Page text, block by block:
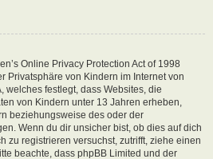
Online Privacy Protection Act of 1998
Privatsphäre von Kindern im Internet von
welches festlegt, dass Websites, die
von Kindern unter 13 Jahren erheben,
beziehungsweise des oder der
Wenn du dir unsicher bist, ob dies auf dich
zu registrieren versuchst, zutrifft, ziehe einen
beachte, dass phpBB Limited und der